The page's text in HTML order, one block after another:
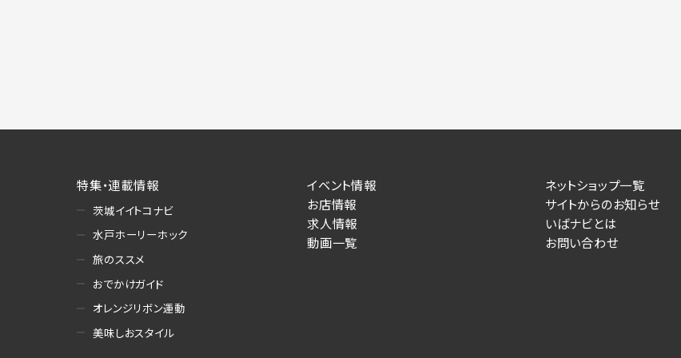
・提供の目的
・提供する個人情報の項目
求人応募フォームより直接取得した氏名、住所、電話番号、メールアドレス、応募理由
・提供の手段又は方法
書面もしくは電磁的な方法（本サービスが提供する事業主専用の管理画面に表示）
(2)お客様がネット予約フォームより個人情報を送信した事業主（広告主）への提供
お客様が予約申し込みを行った店舗によるお客様に対するサービス提供、およびその履行に伴うお客様
への連絡・情報提供
特集・連載情報
茨城イイトコナビ
水戸ホーリーホック
旅のススメ
おでかけガイド
オレンジリボン運動
美味しおスタイル
イベント情報
お店情報
求人情報
動画一覧
ネットショップ一覧
サイトからのお知らせ
いばナビとは
お問い合わせ